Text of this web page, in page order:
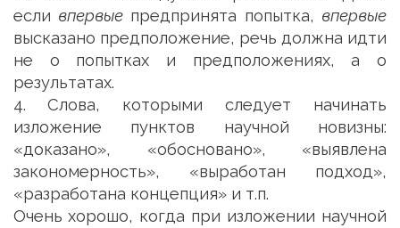
если впервыепредпринята попытка, впервые
высказано предположение, речь должна идти
не о попытках и предположениях, а о
результатах.
4. Слова, которыми следует начинать
изложение пунктов научной новизны:
«доказано», «обосновано», «выявлена
закономерность», «выработан подход»,
«разработана концепция» и т.п.
Очень хорошо, когда при изложении научной